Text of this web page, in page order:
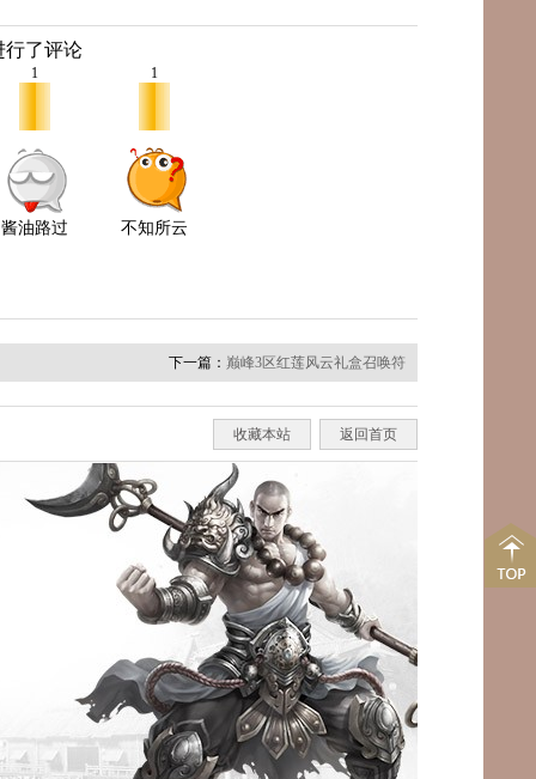
下一篇： 巅峰3区红莲风云礼盒召唤符
返回首页
收藏本站